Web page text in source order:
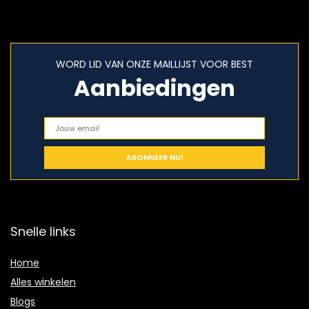
WORD LID VAN ONZE MAILLIJST VOOR BEST
Aanbiedingen
Snelle links
Home
Alles winkelen
Blogs